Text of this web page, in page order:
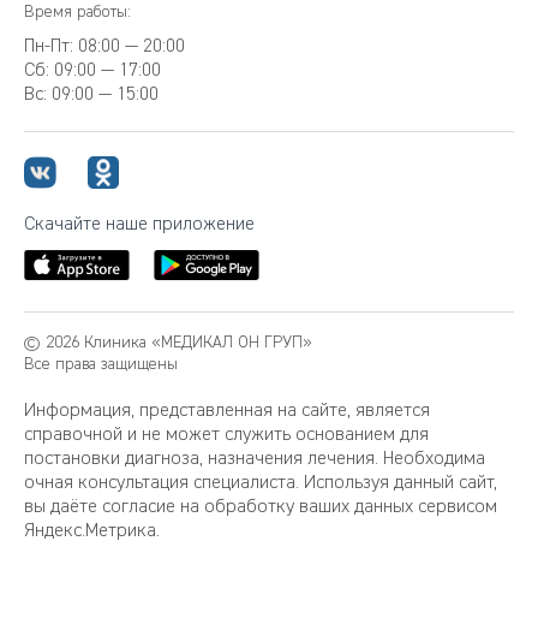
Время работы:
Пн-Пт: 08:00 — 20:00
Сб: 09:00 — 17:00
Вс: 09:00 — 15:00
Скачайте наше приложение
© 2026 Клиника «МЕДИКАЛ ОН ГРУП»
Все права защищены
Информация, представленная на сайте, является
справочной и не может служить основанием для
постановки диагноза, назначения лечения. Необходима
очная консультация специалиста. Используя данный сайт,
вы даёте согласие на обработку ваших данных сервисом
Яндекс.Метрика.